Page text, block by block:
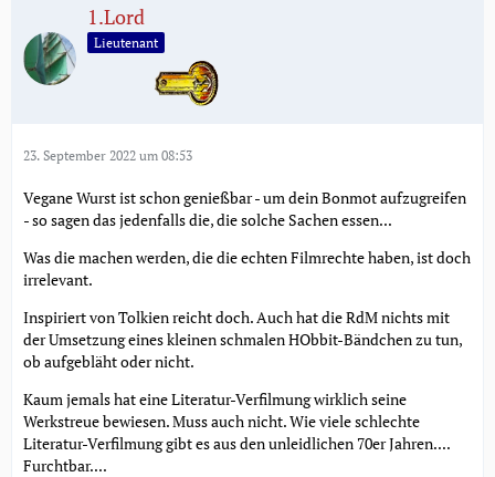
1.Lord
Lieutenant
23. September 2022 um 08:53
Vegane Wurst ist schon genießbar - um dein Bonmot aufzugreifen
- so sagen das jedenfalls die, die solche Sachen essen...
Was die machen werden, die die echten Filmrechte haben, ist doch
irrelevant.
Inspiriert von Tolkien reicht doch. Auch hat die RdM nichts mit
der Umsetzung eines kleinen schmalen HObbit-Bändchen zu tun,
ob aufgebläht oder nicht.
Kaum jemals hat eine Literatur-Verfilmung wirklich seine
Werkstreue bewiesen. Muss auch nicht. Wie viele schlechte
Literatur-Verfilmung gibt es aus den unleidlichen 70er Jahren....
Furchtbar....